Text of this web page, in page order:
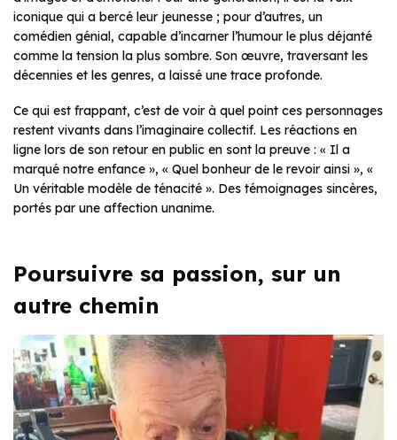
iconique qui a bercé leur jeunesse ; pour d’autres, un
comédien génial, capable d’incarner l’humour le plus déjanté
comme la tension la plus sombre. Son œuvre, traversant les
décennies et les genres, a laissé une trace profonde.
Ce qui est frappant, c’est de voir à quel point ces personnages
restent vivants dans l’imaginaire collectif. Les réactions en
ligne lors de son retour en public en sont la preuve : « Il a
marqué notre enfance », « Quel bonheur de le revoir ainsi », «
Un véritable modèle de ténacité ». Des témoignages sincères,
portés par une affection unanime.
Poursuivre sa passion, sur un
autre chemin